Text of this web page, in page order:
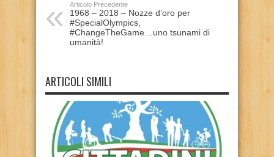
Articolo Precedente
1968 – 2018 – Nozze d’oro per
#SpecialOlympics,
#ChangeTheGame…uno tsunami di
umanità!
ARTICOLI SIMILI